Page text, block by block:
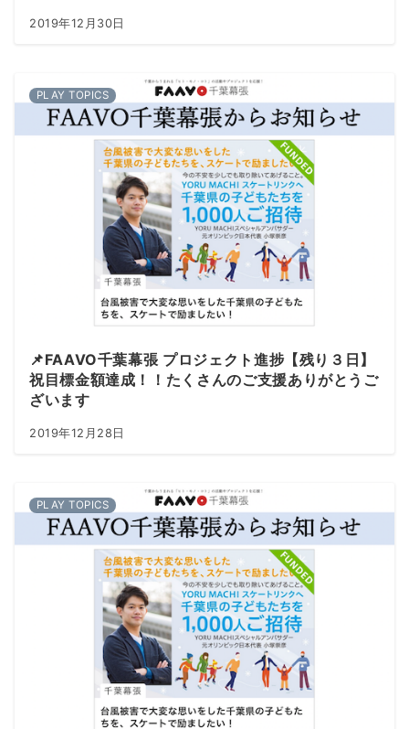
2019年12月30日
PLAY TOPICS
📌FAAVO千葉幕張 プロジェクト進捗【残り３日】
祝目標金額達成！！たくさんのご支援ありがとうご
ざいます
2019年12月28日
PLAY TOPICS